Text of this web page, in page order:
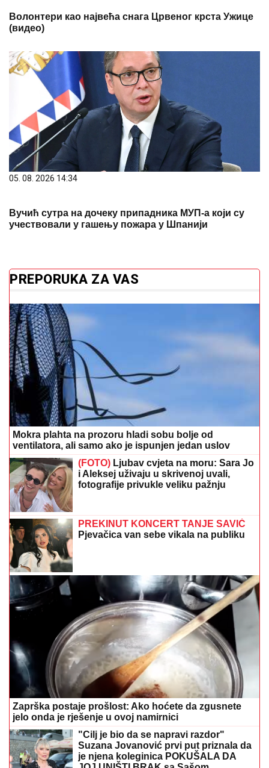
Волонтери као највећа снага Црвеног крста Ужице
(видео)
05. 08. 2026 14:34
Вучић сутра на дочеку припадника МУП-а који су
учествовали у гашењу пожара у Шпанији
PREPORUKA ZA VAS
Mokra plahta na prozoru hladi sobu bolje od
ventilatora, ali samo ako je ispunjen jedan uslov
(FOTO) Ljubav cvjeta na moru: Sara Jo
i Aleksej uživaju u skrivenoj uvali,
fotografije privukle veliku pažnju
PREKINUT KONCERT TANJE SAVIĆ
Pjevačica van sebe vikala na publiku
Zaprška postaje prošlost: Ako hoćete da zgusnete
jelo onda je rješenje u ovoj namirnici
"Cilj je bio da se napravi razdor"
Suzana Jovanović prvi put priznala da
je njena koleginica POKUŠALA DA